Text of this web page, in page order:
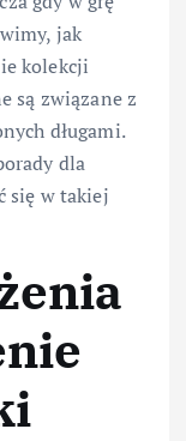
jak
kolekcji
są związane z
długami.
dla
się w takiej